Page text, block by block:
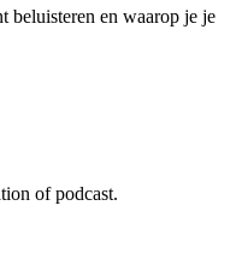
beluisteren en waarop je je
of podcast.